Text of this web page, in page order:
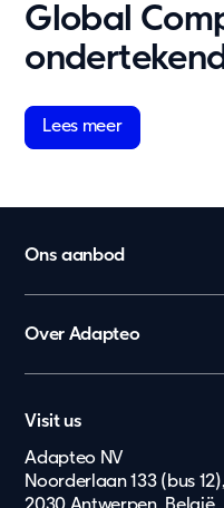
Lietuvių
Eesti Keel
Global
Lees meer
Ons aanbod
Kinderopvang
Onderwijs
Zorg en gezondheid
Ouderenzorg
Wonen
Over Adapteo
Contact
Visit us
Adapteo NV
Noorderlaan 133 (bus 12),